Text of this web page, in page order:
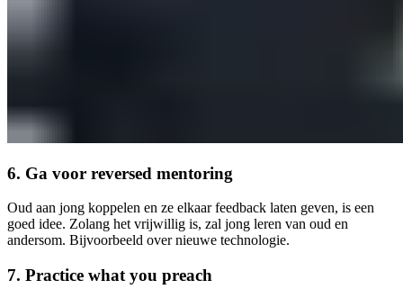
6. Ga voor reversed mentoring
Oud aan jong koppelen en ze elkaar feedback laten geven, is een
goed idee. Zolang het vrijwillig is, zal jong leren van oud en
andersom. Bijvoorbeeld over nieuwe technologie.
7. Practice what you preach